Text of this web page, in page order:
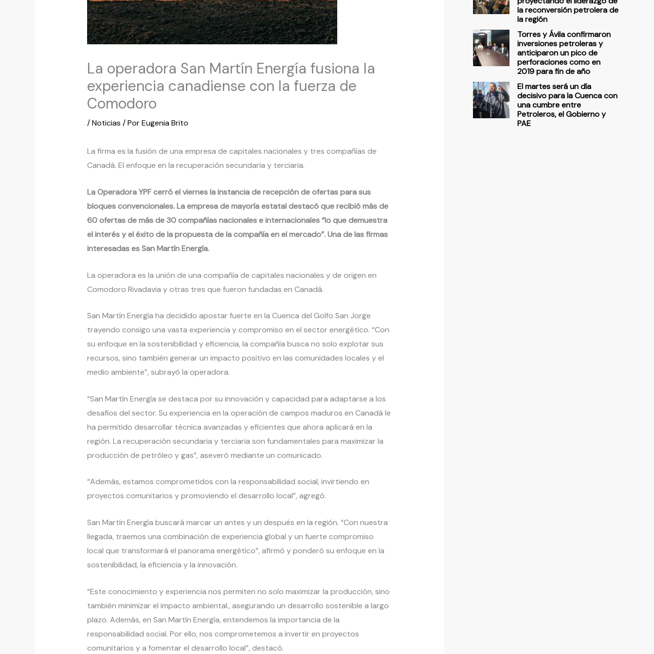
La operadora San Martín Energía fusiona la
experiencia canadiense con la fuerza de
Comodoro
/Noticias / PorEugenia Brito
La firma es la fusión de una empresa de capitales nacionales y tres compañías de
Canadá. El enfoque en la recuperación secundaria y terciaria.
La Operadora YPF cerró el viernes la instancia de recepción de ofertas para sus
bloques convencionales. La empresa de mayoría estatal destacó que recibió más de
60 ofertas de más de 30 compañías nacionales e internacionales “lo que demuestra
el interés y el éxito de la propuesta de la compañía en el mercado”. Una de las firmas
interesadas es San Martín Energía.
La operadora es la unión de una compañía de capitales nacionales y de origen en
Comodoro Rivadavia y otras tres que fueron fundadas en Canadá.
San Martín Energía ha decidido apostar fuerte en la Cuenca del Golfo San Jorge
trayendo consigo una vasta experiencia y compromiso en el sector energético. “Con
su enfoque en la sostenibilidad y eficiencia, la compañía busca no solo explotar sus
recursos, sino también generar un impacto positivo en las comunidades locales y el
medio ambiente”, subrayó la operadora.
“San Martín Energía se destaca por su innovación y capacidad para adaptarse a los
desafíos del sector. Su experiencia en la operación de campos maduros en Canadá le
ha permitido desarrollar técnica avanzadas y eficientes que ahora aplicará en la
región. La recuperación secundaria y terciaria son fundamentales para maximizar la
producción de petróleo y gas”, aseveró mediante un comunicado.
“Además, estamos comprometidos con la responsabilidad social, invirtiendo en
proyectos comunitarios y promoviendo el desarrollo local”, agregó.
San Martín Energía buscará marcar un antes y un después en la región. “Con nuestra
llegada, traemos una combinación de experiencia global y un fuerte compromiso
local que transformará el panorama energético”, afirmó y ponderó su enfoque en la
sostenibilidad, la eficiencia y la innovación.
“Este conocimiento y experiencia nos permiten no solo maximizar la producción, sino
también minimizar el impacto ambiental., asegurando un desarrollo sostenible a largo
plazo. Además, en San Martín Energía, entendemos la importancia de la
responsabilidad social. Por ello, nos comprometemos a invertir en proyectos
comunitarios y a fomentar el desarrollo local”, destacó.
la reconversión petrolera de
la región
Torres y Ávila confirmaron
inversiones petroleras y
anticiparon un pico de
perforaciones como en
2019 para fin de año
El martes será un día
decisivo para la Cuenca con
una cumbre entre
Petroleros, el Gobierno y
PAE